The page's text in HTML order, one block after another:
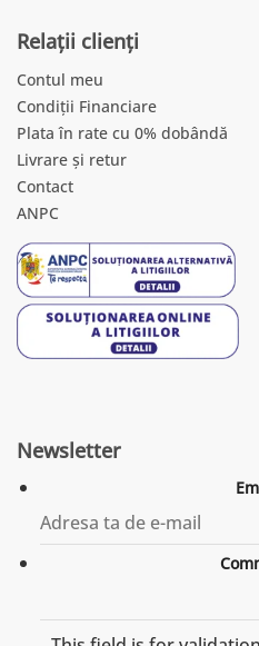
Relații clienți
Contul meu
Condiții Financiare
Plata în rate cu 0% dobândă
Livrare și retur
Contact
ANPC
Newsletter